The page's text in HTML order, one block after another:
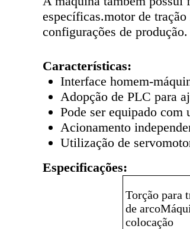
específicas.motor de
configurações de produção.
Características:
Interface homem-
Adopção de PLC para
Pode ser equipado
Acionamento
Utilização de
Especificações:
Torção para
de arco
colocação